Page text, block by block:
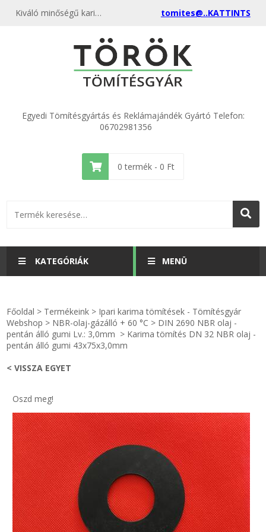
Kiváló minőségű karima tömítés DN 32 NBR olaj - pentán álló gumi 43x75x3,0mm kedvező áron, egyenest a gyártótól, rendeld meg most és csatlakozz a több ezer elégedett vásárlóhoz. tomites@..KATTINTS
Egyedi Tömítésgyártás és Reklámajándék Gyártó Telefon:
06702981356
0 termék - 0 Ft
KATEGÓRIÁK
KULCSTARTÓ - KULCSKARIKA
HŰTŐMÁGNES KERET - FÓLIA
IPARI KARIMA TÖMÍTÉS
GUMILEMEZ - FILC - HÓTOLÓ
MENÜ
videók
Egyedi gyártás
ÁSZF
Főoldal > Termékeink > Ipari karima tömítések - Tömítésgyár
Webshop > NBR-olaj-gázálló + 60 °C > DIN 2690 NBR olaj -
pentán álló gumi Lv.: 3,0mm > Karima tömítés DN 32 NBR olaj -
pentán álló gumi 43x75x3,0mm
< VISSZA EGYET
Oszd meg!